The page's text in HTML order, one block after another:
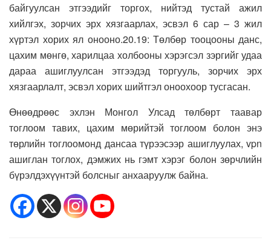
байгуулсан этгээдийг торгох, нийтэд тустай ажил
хийлгэх, зорчих эрх хязгаарлах, эсвэл 6 сар – 3 жил
хүртэл хорих ял онооно.20.19: Төлбөр тооцооны данс,
цахим мөнгө, харилцаа холбооны хэрэгсэл зэргийг удаа
дараа ашиглуулсан этгээдэд торгууль, зорчих эрх
хязгаарлалт, эсвэл хорих шийтгэл оноохоор тусгасан.
Өнөөдрөөс эхлэн Монгол Улсад төлбөрт таавар
тоглоом тавих, цахим мөрийтэй тоглоом болон энэ
төрлийн тоглоомонд дансаа түрээсээр ашиглуулах, vpn
ашиглан тоглох, дэмжих нь гэмт хэрэг болон зөрчлийн
бүрэлдэхүүнтэй болсныг анхааруулж байна.